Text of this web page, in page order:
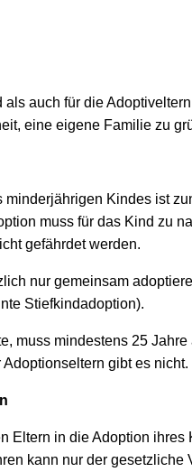
auch für die
eine eigene Familie zu
Kindes ist
muss für das Kind zu
gefährdet werden.
nur gemeinsam
Stiefkindadoption).
muss mindestens 25
gibt es nicht.
Eltern in die Adoption
kann nur der